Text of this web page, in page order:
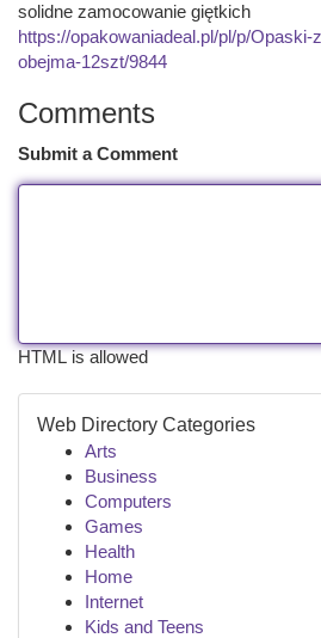
solidne zamocowanie giętkich
https://opakowaniadeal.pl/pl/p/
obejma-12szt/9844
Comments
Submit a Comment
HTML is allowed
Web Directory Categories
Arts
Business
Computers
Games
Health
Home
Internet
Kids and Teens